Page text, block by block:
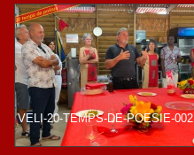
VELI-20-TEMPS-DE-POESIE-002